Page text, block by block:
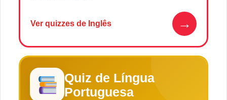
Ver quizzes de Inglês →
Quiz de Língua
Portuguesa